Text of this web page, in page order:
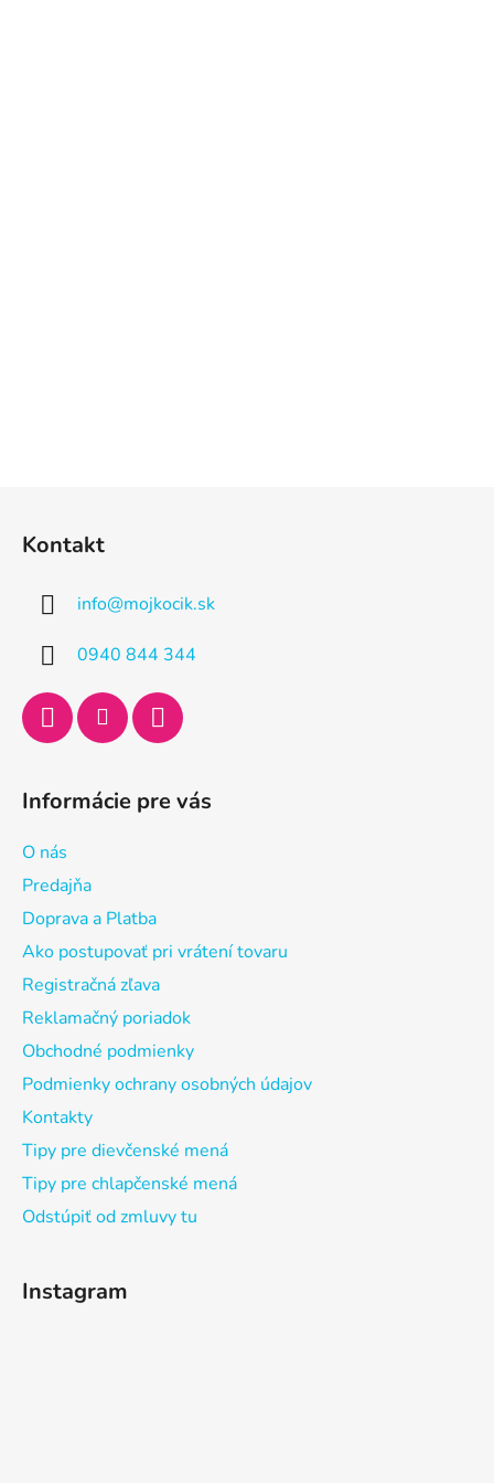
Kontakt
info@mojkocik.sk
0940 844 344
Informácie pre vás
O nás
Predajňa
Doprava a Platba
Ako postupovať pri vrátení tovaru
Registračná zľava
Reklamačný poriadok
Obchodné podmienky
Podmienky ochrany osobných údajov
Kontakty
Tipy pre dievčenské mená
Tipy pre chlapčenské mená
Odstúpiť od zmluvy tu
Instagram